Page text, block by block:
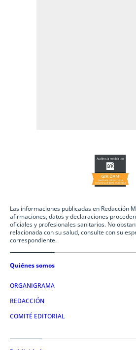
Las informaciones publicadas en Redacción
afirmaciones, datos y declaraciones
oficiales y profesionales sanitarios. No
relacionada con su salud, consulte con su
correspondiente.
Quiénes somos
ORGANIGRAMA
REDACCIÓN
COMITÉ EDITORIAL